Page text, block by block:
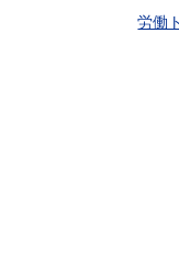
労働